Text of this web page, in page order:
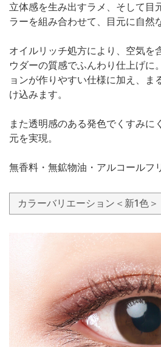
立体感を生み出すラメ、そして目
ラーを組み合わせて、目元に自然
オイルリッチ処方により、空気を
ウダーの質感でふんわり仕上げに
ョンが作りやすい仕様に加え、ま
け込みます。
また透明感のある発色でくすみに
元を実現。
無香料・無鉱物油・アルコールフ
カラーバリエーション＜新1色＞